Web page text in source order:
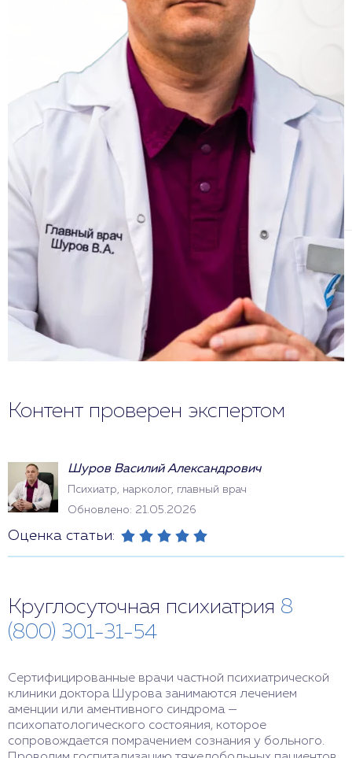
Контент проверен экспертом
Шуров Василий Александрович
Психиатр, нарколог, главный врач
Обновлено: 21.05.2026
Оценка статьи:
Круглосуточная психиатрия 8
(800) 301-31-54
Сертифицированные врачи частной психиатрической
клиники доктора Шурова занимаются лечением
аменции или аментивного синдрома —
психопатологического состояния, которое
сопровождается помрачением сознания у больного.